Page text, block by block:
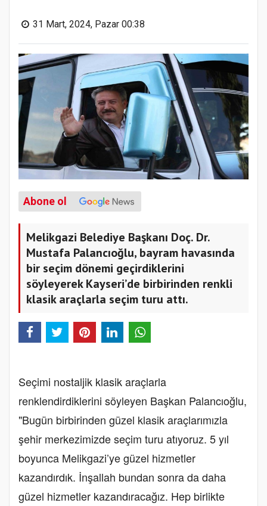
31 Mart, 2024, Pazar 00:38
Abone ol
Melikgazi Belediye Başkanı Doç. Dr.
Mustafa Palancıoğlu, bayram havasında
bir seçim dönemi geçirdiklerini
söyleyerek Kayseri’de birbirinden renkli
klasik araçlarla seçim turu attı.
Seçimi nostaljik klasik araçlarla
renklendirdiklerini söyleyen Başkan Palancıoğlu,
"Bugün birbirinden güzel klasik araçlarımızla
şehir merkezimizde seçim turu atıyoruz. 5 yıl
boyunca Melikgazi’ye güzel hizmetler
kazandırdık. İnşallah bundan sonra da daha
güzel hizmetler kazandıracağız. Hep birlikte